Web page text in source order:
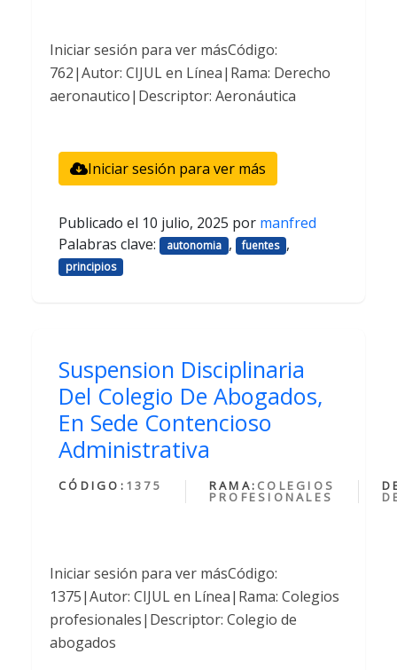
Iniciar sesión para ver másCódigo:
762|Autor: CIJUL en Línea|Rama: Derecho
aeronautico|Descriptor: Aeronáutica
Iniciar sesión para ver más
Publicado el 10 julio, 2025 por manfred
Palabras clave:
autonomia , fuentes ,
principios
Suspension Disciplinaria
Del Colegio De Abogados,
En Sede Contencioso
Administrativa
CÓDIGO: 1375 RAMA: COLEGIOS
PROFESIONALES
Iniciar sesión para ver másCódigo:
1375|Autor: CIJUL en Línea|Rama: Colegios
profesionales|Descriptor: Colegio de
abogados